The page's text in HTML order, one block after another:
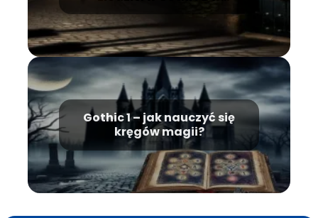
Gothic 1 – jak nauczyć się
kręgów magii?